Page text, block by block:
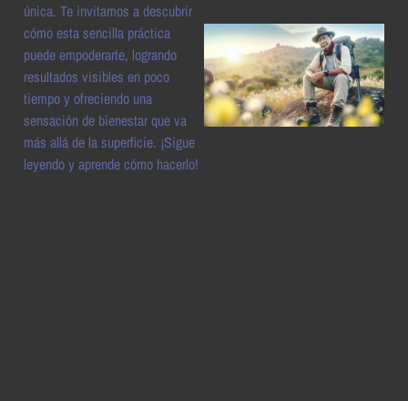
única. Te invitamos a descubrir
cómo esta sencilla práctica
puede empoderarte, logrando
resultados visibles en poco
tiempo y ofreciendo una
sensación de bienestar que va
más allá de la superficie. ¡Sigue
leyendo y aprende cómo hacerlo!